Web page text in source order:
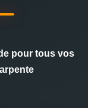
pour tous vos